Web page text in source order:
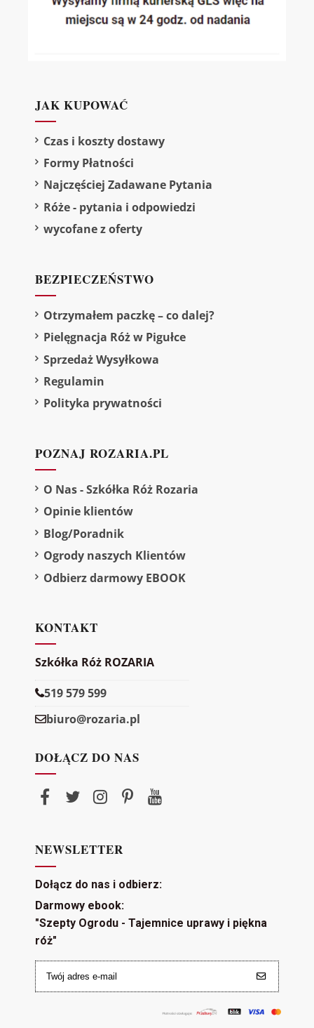
JAK KUPOWAĆ
Czas i koszty dostawy
Formy Płatności
Najczęściej Zadawane Pytania
Róże - pytania i odpowiedzi
wycofane z oferty
BEZPIECZEŃSTWO
Otrzymałem paczkę – co dalej?
Pielęgnacja Róż w Pigułce
Sprzedaż Wysyłkowa
Regulamin
Polityka prywatności
POZNAJ ROZARIA.PL
O Nas - Szkółka Róż Rozaria
Opinie klientów
Blog/Poradnik
Ogrody naszych Klientów
Odbierz darmowy EBOOK
KONTAKT
Szkółka Róż ROZARIA
519 579 599
biuro@rozaria.pl
DOŁĄCZ DO NAS
NEWSLETTER
Dołącz do nas i odbierz:
Darmowy ebook:
"Szepty Ogrodu - Tajemnice uprawy i piękna
róż"